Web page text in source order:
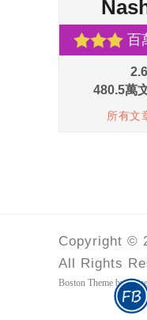
Copyright ©
All Rights
Boston Theme by